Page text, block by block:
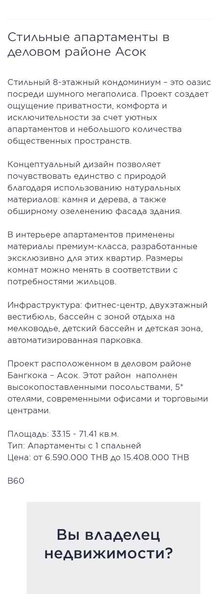
Стильные апартаменты в
деловом районе Асок
Стильный 8-этажный кондоминиум – это оазис
посреди шумного мегаполиса. Проект создает
ощущение приватности, комфорта и
исключительности за счет уютных
апартаментов и небольшого количества
общественных пространств.
Концептуальный дизайн позволяет
почувствовать единство с природой
благодаря использованию натуральных
материалов: камня и дерева, а также
обширному озеленению фасада здания.
В интерьере апартаментов применены
материалы премиум-класса, разработанные
эксклюзивно для этих квартир. Размеры
комнат можно менять в соответствии с
потребностями жильцов.
Инфраструктура: фитнес-центр, двухэтажный
вестибюль, бассейн с зоной отдыха на
мелководье, детский бассейн и детская зона,
автоматизированная парковка.
Проект расположенном в деловом районе
Бангкока – Асок. Этот район наполнен
высокопоставленными посольствами, 5*
отелями, современными офисами и торговыми
центрами.
Площадь: 33.15 - 71.41 кв.м.
Тип: Апартаменты с 1 спальней
Цена: от 6.590.000 THB до 15.408.000 THB
B60
Вы владелец
недвижимости?